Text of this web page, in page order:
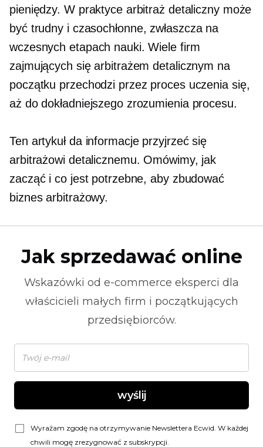
pieniędzy. W praktyce arbitraż detaliczny może
być trudny i czasochłonne, zwłaszcza na
wczesnych etapach nauki. Wiele firm
zajmujących się arbitrażem detalicznym na
początku przechodzi przez proces uczenia się,
aż do dokładniejszego zrozumienia procesu.
Ten artykuł da informacjeprzyjrzeć się
arbitrażowi detalicznemu. Omówimy, jak
zacząć i co jest potrzebne, aby zbudować
biznes arbitrażowy.
Jak sprzedawać online
Wskazówki od e-commerce eksperci dla
właścicieli małych firm i początkujących
przedsiębiorców.
wyślij
Wyrażam zgodę na otrzymywanie Newslettera Ecwid. W każdej
chwili mogę zrezygnować z subskrypcji.